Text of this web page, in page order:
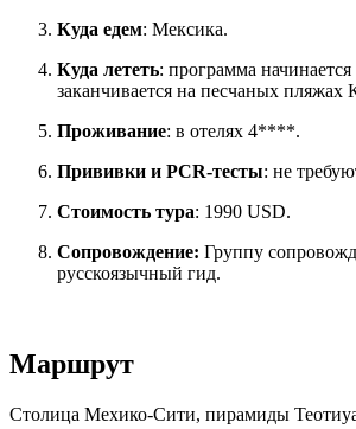
Куда едем: Мексика.
Куда лететь: программа
заканчивается на песчаных пляжах
Проживание: в отелях 4****.
Прививки и PCR-тесты: не
Стоимость тура: 1990 USD.
Сопровождение: Группу
русскоязычный гид.
Маршрут
Столица Мехико-Сити, пирамиды